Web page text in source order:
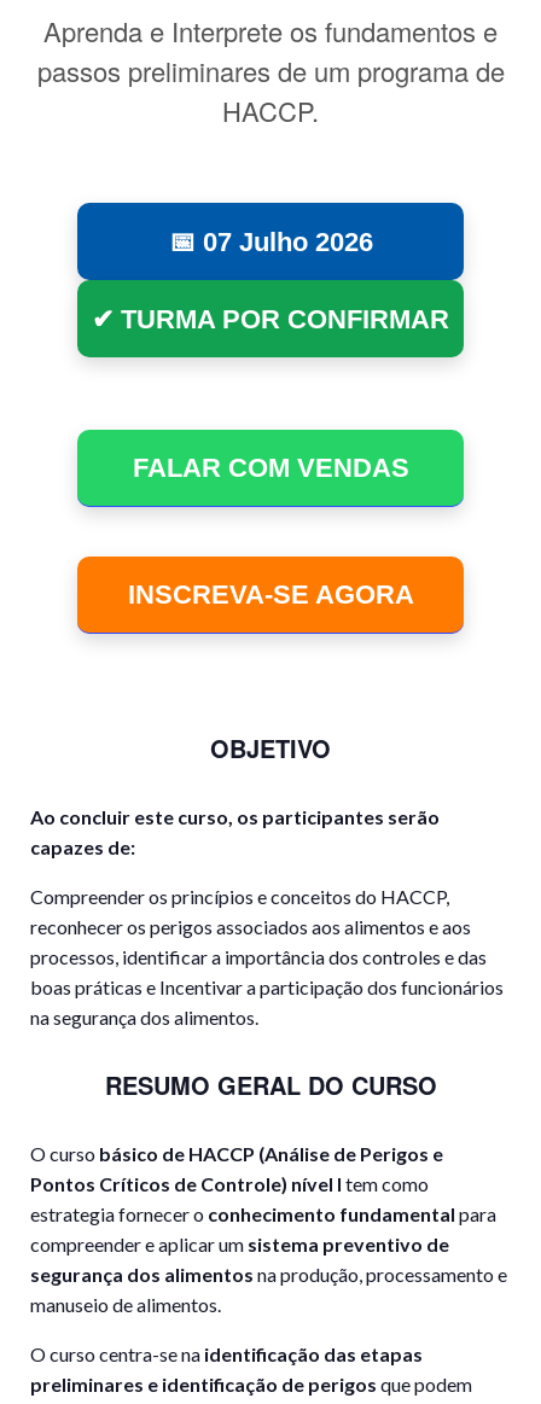
Aprenda e Interprete os fundamentos e
passos preliminares de um programa de
HACCP.
📅 07 Julho 2026
✔ TURMA POR CONFIRMAR
FALAR COM VENDAS
INSCREVA-SE AGORA
OBJETIVO
Ao concluir este curso, os participantes serão
capazes de:
Compreender os princípios e conceitos do HACCP,
reconhecer os perigos associados aos alimentos e aos
processos, identificar a importância dos controles e das
boas práticas e Incentivar a participação dos funcionários
na segurança dos alimentos.
RESUMO GERAL DO CURSO
O curso básico de HACCP (Análise de Perigos e
Pontos Críticos de Controle) nível I tem como
estrategia fornecer o conhecimento fundamental para
compreender e aplicar um sistema preventivo de
segurança dos alimentos na produção, processamento e
manuseio de alimentos.
O curso centra-se na identificação das etapas
preliminares e identificação de perigos que podem